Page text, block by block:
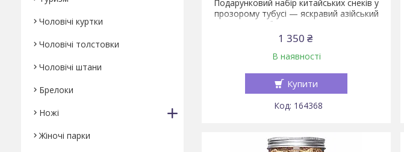
Подарунковий набір китайських снеків у
прозорому тубусі — яскравий азійський
бокс-сюрприз
1 350 ₴
В наявності
Купити
164368
Чоловічі куртки
Чоловічі толстовки
Чоловічі штани
Брелоки
Ножі
Жіночі парки